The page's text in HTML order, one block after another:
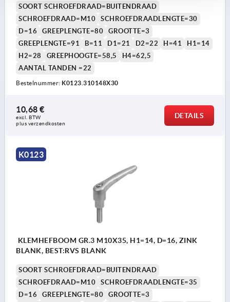
SOORT SCHROEFDRAAD=BUITENDRAAD
SCHROEFDRAAD=M10
SCHROEFDRAADLENGTE=30
D=16
GREEPLENGTE=80
GROOTTE=3
GREEPLENGTE=91
B=11 D1=21 D2=22 H=41
H1=14
H2=28
GREEPHOOGTE=58,5
H4=62,5
AANTAL TANDEN =22
Bestelnummer: K0123.310148X30
10,68 €
excl. BTW
plus verzendkosten
DETAILS
K0123
KLEMHEFBOOM GR.3 M10X35, H1=14, D=16, ZINK
BLANK, BEST:RVS BLANK
SOORT SCHROEFDRAAD=BUITENDRAAD
SCHROEFDRAAD=M10
SCHROEFDRAADLENGTE=35
D=16
GREEPLENGTE=80
GROOTTE=3